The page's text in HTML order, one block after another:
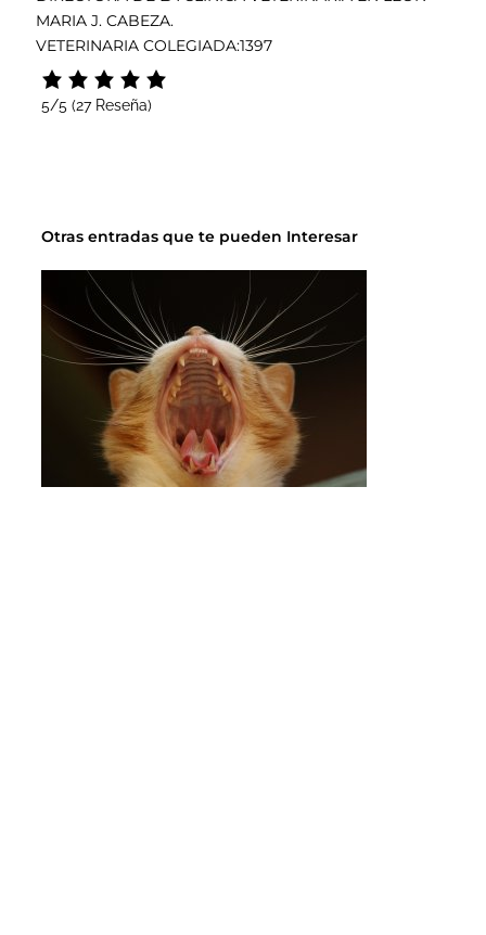
MARIA J. CABEZA.
VETERINARIA COLEGIADA:1397
5/5 (27 Reseña)
Otras entradas que te pueden Interesar